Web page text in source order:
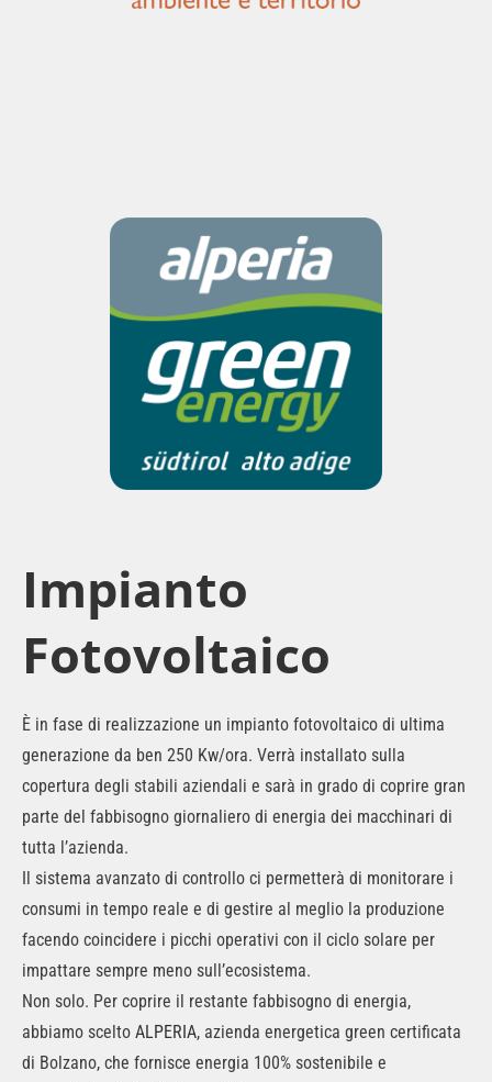
Impianto
Fotovoltaico
È in fase di realizzazione un impianto fotovoltaico di ultima
generazione da ben 250 Kw/ora. Verrà installato sulla
copertura degli stabili aziendali e sarà in grado di coprire gran
parte del fabbisogno giornaliero di energia dei macchinari di
tutta l’azienda.
Il sistema avanzato di controllo ci permetterà di monitorare i
consumi in tempo reale e di gestire al meglio la produzione
facendo coincidere i picchi operativi con il ciclo solare per
impattare sempre meno sull’ecosistema.
Non solo. Per coprire il restante fabbisogno di energia,
abbiamo scelto ALPERIA, azienda energetica green certificata
di Bolzano, che fornisce energia 100% sostenibile e